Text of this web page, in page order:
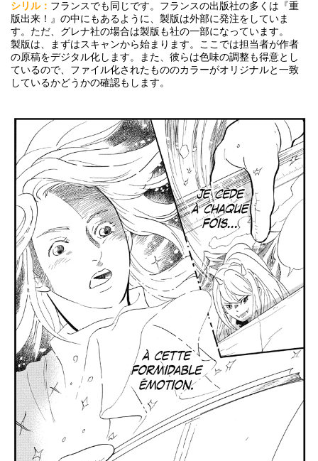
シリル： フランスでも同じです。フランスの出版社の多くは『重
版出来！』の中にもあるように、製版は外部に発注をしていま
す。ただ、グレナ社の場合は製版も社の一部になっています。
製版は、まずはスキャンから始まります。ここでは担当者が作者
の原稿をデジタル化します。また、彼らは色味の調整も得意とし
ているので、ファイル化されたもののカラーがオリジナルと一致
しているかどうかの確認もします。